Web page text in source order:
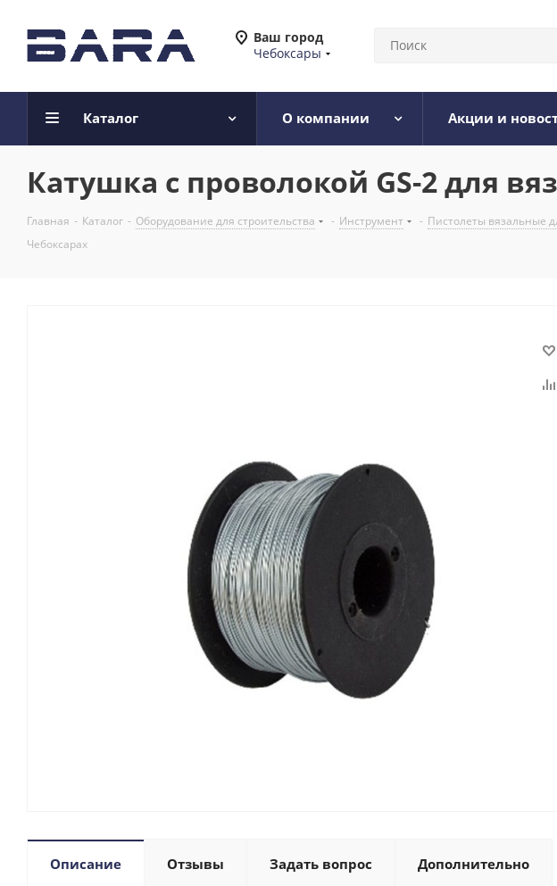
Ваш город
Чебоксары
Каталог О компании Акции и
Катушка с проволокой GS-2 для
Главная - Каталог - Оборудование для строительства - Инструмент - Пистолеты вязальные
Чебоксарах
Описание Отзывы Задать вопрос Дополнительно